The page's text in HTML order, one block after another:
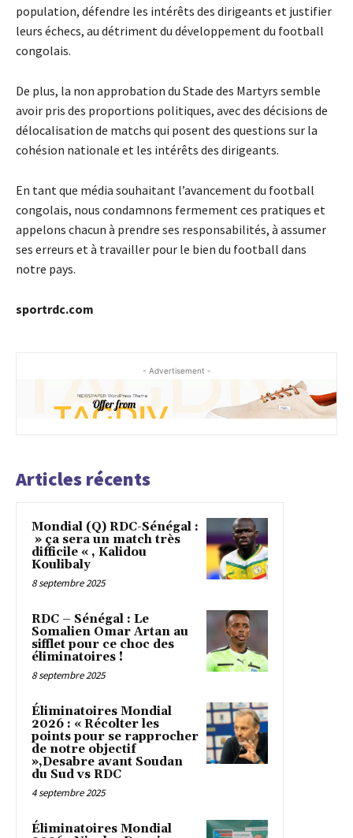
population, défendre les intérêts des dirigeants et justifier
leurs échecs, au détriment du développement du football
congolais.
De plus, la non approbation du Stade des Martyrs semble
avoir pris des proportions politiques, avec des décisions de
délocalisation de matchs qui posent des questions sur la
cohésion nationale et les intérêts des dirigeants.
En tant que média souhaitant l’avancement du football
congolais, nous condamnons fermement ces pratiques et
appelons chacun à prendre ses responsabilités, à assumer
ses erreurs et à travailler pour le bien du football dans
notre pays.
sportrdc.com
- Advertisement -
Articles récents
Mondial (Q) RDC-Sénégal :
» ça sera un match très
difficile « , Kalidou
Koulibaly
8 septembre 2025
RDC – Sénégal : Le
Somalien Omar Artan au
sifflet pour ce choc des
éliminatoires !
8 septembre 2025
Éliminatoires Mondial
2026 : « Récolter les
points pour se rapprocher
de notre objectif
»,Desabre avant Soudan
du Sud vs RDC
4 septembre 2025
Éliminatoires Mondial